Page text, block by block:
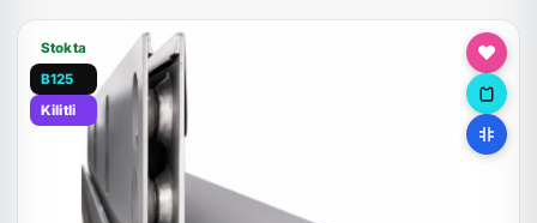
Stokta
B125
Kilitli